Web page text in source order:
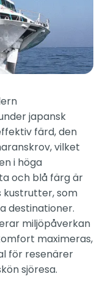
japansk
färd, den
vilket
i höga
och blå färg är
kustrutter, som
destinationer.
miljöpåverkan
maximeras,
för resenärer
sjöresa.